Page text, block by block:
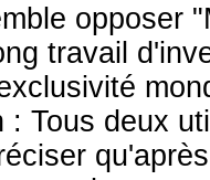
opposer
travail
: Tous deux